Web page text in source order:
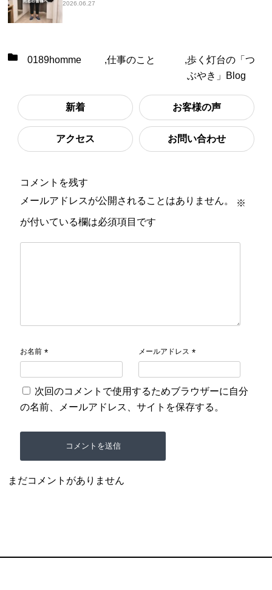
2026.06.27
0189homme ,仕事のこと ,歩く灯台の「つ
ぶやき」Blog
新着 お客様の声
アクセス お問い合わせ
コメントを残す
メールアドレスが公開されることはありません。
※
が付いている欄は必須項目です
お名前 * メールアドレス *
次回のコメントで使用するためブラウザーに自分
の名前、メールアドレス、サイトを保存する。
まだコメントがありません